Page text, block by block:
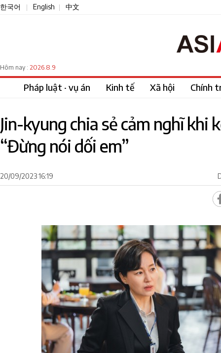
한국어 English 中文
Hôm nay : 2026.8.9
Pháp luật · vụ án Kinh tế Xã hội Chính
Jin-kyung chia sẻ cảm nghĩ khi
“Đừng nói dối em”
20/09/2023 16:19